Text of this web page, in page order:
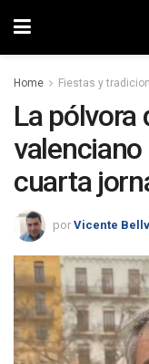
Home Fiestas y
La pólvora
cuarta
por Vicente